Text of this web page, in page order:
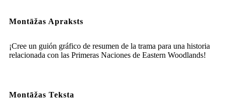
Montāžas Apraksts
¡Cree un guión gráfico de resumen de la trama para una historia
relacionada con las Primeras Naciones de Eastern Woodlands!
Montāžas Teksta